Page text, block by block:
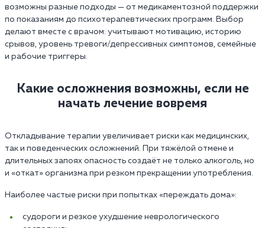
возможны разные подходы — от медикаментозной поддержки
по показаниям до психотерапевтических программ. Выбор
делают вместе с врачом: учитывают мотивацию, историю
срывов, уровень тревоги/депрессивных симптомов, семейные
и рабочие триггеры.
Какие осложнения возможны, если не
начать лечение вовремя
Откладывание терапии увеличивает риски как медицинских,
так и поведенческих осложнений. При тяжёлой отмене и
длительных запоях опасность создаёт не только алкоголь, но
и «откат» организма при резком прекращении употребления.
Наиболее частые риски при попытках «переждать дома»:
судороги и резкое ухудшение неврологического